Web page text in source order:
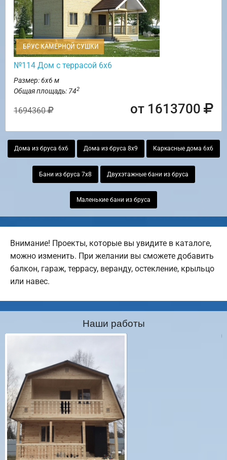
БРУС КАМЕРНОЙ СУШКИ
№114 Дом с террасой 6х6
Размер: 6х6 м
Общая площадь: 742
1694360 от 1613700
Дома из бруса 6х6 Дома из бруса 8х9 Каркасные дома 6х6
Бани из бруса 7х8 Двухэтажные бани из бруса
Маленькие бани из бруса
Внимание! Проекты, которые вы увидите в каталоге,
можно изменить. При желании вы сможете добавить
балкон, гараж, террасу, веранду, остекление, крыльцо
или навес.
Наши работы